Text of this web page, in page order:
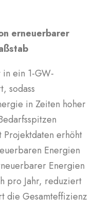
erneuerbarer
in ein 1-GW-
sodass
in Zeiten hoher
Projektdaten erhöht
Energien
Energien
pro Jahr, reduziert
die Gesamteffizienz